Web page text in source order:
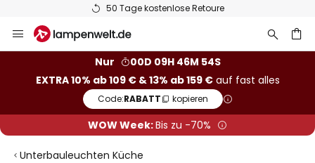
50 Tage kostenlose Retoure
Inhalt
Nur
00D 09H 46M 53S
EXTRA 10% ab 109 € & 13% ab 159 €auf fast alles
Code:RABATT kopieren
WOW Week:Bis zu -70%
Unterbauleuchten Küche